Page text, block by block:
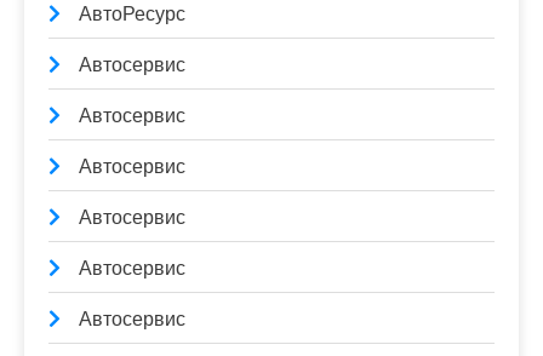
АвтоРесурс
Автосервис
Автосервис
Автосервис
Автосервис
Автосервис
Автосервис